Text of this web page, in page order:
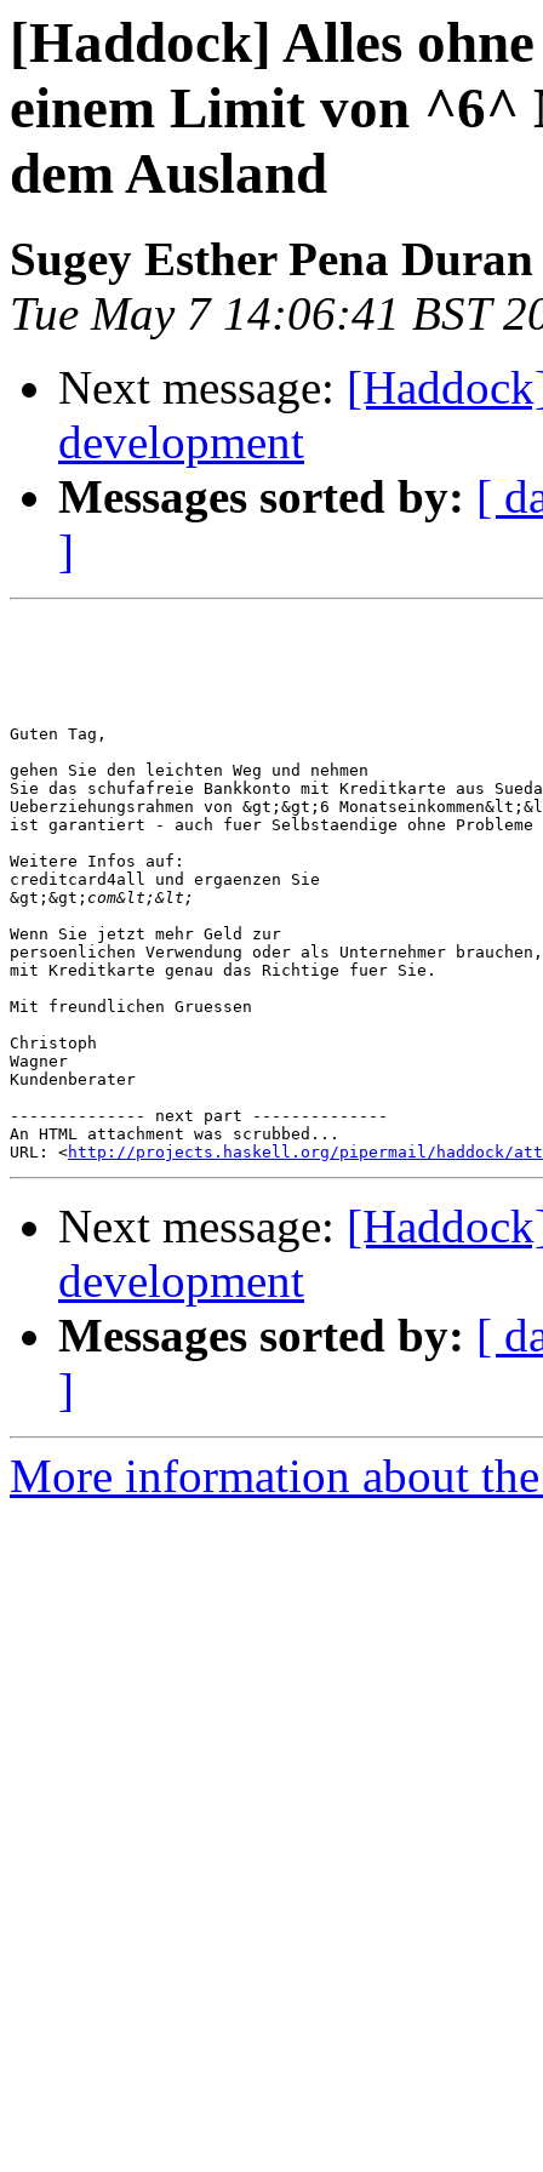
[Haddock] Alles
einem Limit von ^6^
dem Ausland
Sugey Esther Pena Duran
Tue May 7 14:06:41 BST
Next message:
development
Messages sorted by: [
]
Guten Tag,
gehen Sie den leichten Weg und nehmen
Sie das schufafreie Bankkonto mit Kreditkarte aus
Ueberziehungsrahmen von &gt;&gt;6
ist garantiert - auch fuer Selbstaendige ohne Probleme
Weitere Infos auf:
creditcard4all und ergaenzen Sie
&gt;&gt;
Wenn Sie jetzt mehr Geld zur
persoenlichen Verwendung oder als Unternehmer
mit Kreditkarte genau das Richtige fuer Sie.
Mit freundlichen Gruessen
Christoph
Wagner
Kundenberater
-------------- next part --------------
An HTML attachment was scrubbed...
URL: <http://projects.haskell.org/pipermail/haddock/
Next message:
development
Messages sorted by: [
]
More information about